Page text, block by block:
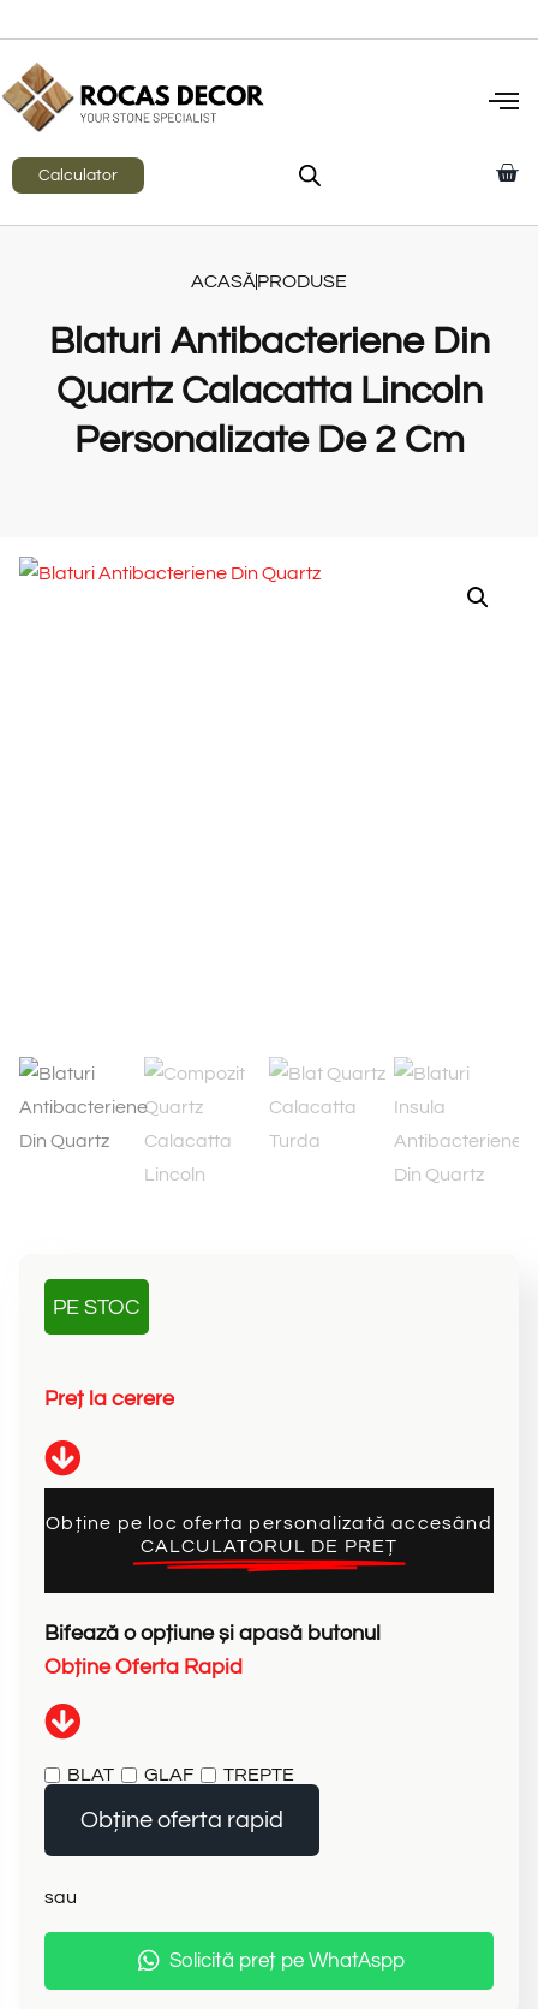
Calculator
ACASĂPRODUSE
Blaturi Antibacteriene Din
Quartz Calacatta Lincoln
Personalizate De 2 Cm
PE STOC
Preț la cerere
Obține pe loc oferta personalizată accesând
CALCULATORUL DE PREȚ
Bifează o opțiune și apasă butonul
Obține Oferta Rapid
BLAT GLAF TREPTE
Obține oferta rapid
sau
Solicită preț pe WhatAspp